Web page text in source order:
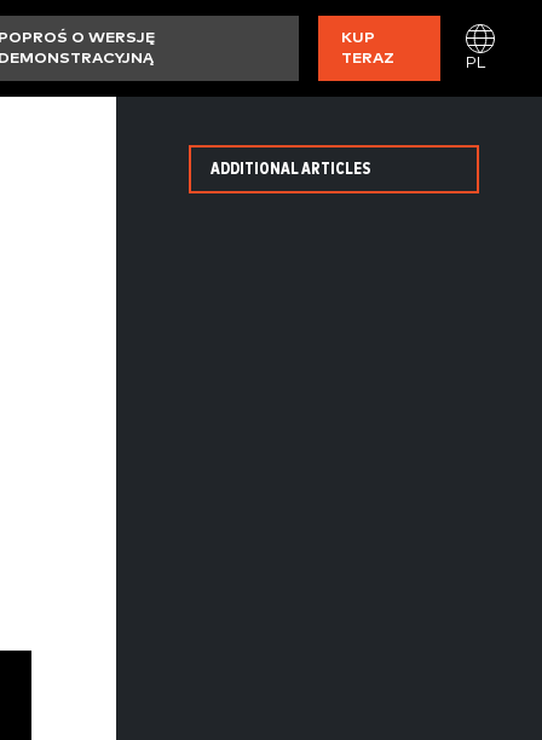
O WERSJĘ
KUP
TERAZ
PL
ADDITIONAL ARTICLES